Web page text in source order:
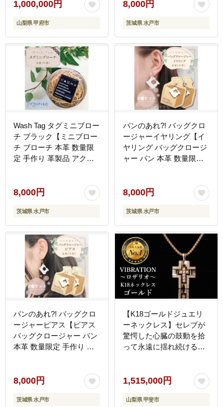
1,000,000円
山梨県 甲府市
8,000円
茨城県 水戸市
Wash Tag タグミニブロー
チ ブラック【ミニブロー
チ ブローチ 本革 数量限
定 手作り 革製品 アクセ
8,000円
茨城県 水戸市
パンのあれ?! バッグクロ
ージャーイヤリング【イ
ヤリング バッグクロージ
ャー パン 本革 数量限定
6）
8,000円
茨城県 水戸市
パンのあれ?! バッグクロ
ージャーピアス【ピアス
バッグクロージャー パン
本革 数量限定 手作り 革
8,000円
茨城県 水戸市
【K18ゴールドジュエリ
ーネックレス】セレブが
驚愕した心臓の鼓動を拾
って永遠に揺れ続ける
1,515,000円
山梨県 甲斐市